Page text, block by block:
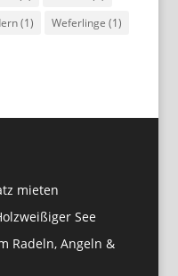
(1) Weferlinge (1)
mieten
See
Radeln, Angeln &